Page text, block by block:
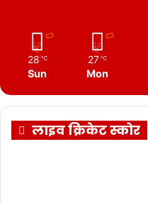
28 ℃
Sun
27 ℃
Mon
लाइव क्रिकेट स्कोर